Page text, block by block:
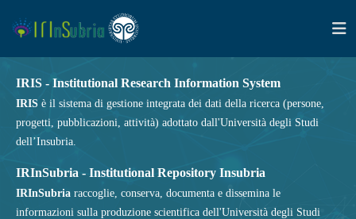
IRIS - Institutional Research Information System
IRIS è il sistema di gestione integrata dei dati della ricerca (persone,
progetti, pubblicazioni, attività) adottato dall'Università degli Studi
dell’Insubria.
IRInSubria - Institutional Repository Insubria
IRInSubria raccoglie, conserva, documenta e dissemina le
informazioni sulla produzione scientifica dell'Università degli Studi